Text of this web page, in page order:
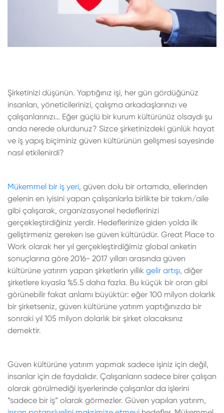
Şirketinizi düşünün. Yaptığınız işi, her gün gördüğünüz
insanları, yöneticilerinizi, çalışma arkadaşlarınızı ve
çalışanlarınızı… Eğer güçlü bir kurum kültürünüz olsaydı şu
anda nerede olurdunuz? Sizce şirketinizdeki günlük hayat
ve iş yapış biçiminiz güven kültürünün gelişmesi sayesinde
nasıl etkilenirdi?
Mükemmel bir iş yeri, güven dolu bir ortamda, ellerinden
gelenin en iyisini yapan çalışanlarla birlikte bir takım/aile
gibi çalışarak, organizasyonel hedeflerinizi
gerçekleştirdiğiniz yerdir. Hedeflerinize giden yolda ilk
geliştirmeniz gereken ise güven kültürüdür. Great Place to
Work olarak her yıl gerçekleştirdiğimiz global anketin
sonuçlarına göre 2016- 2017 yılları arasında güven
kültürüne yatırım yapan şirketlerin yıllık gelir artışı, diğer
şirketlere kıyasla %5.5 daha fazla. Bu küçük bir oran gibi
görünebilir fakat anlamı büyüktür: eğer 100 milyon dolarlık
bir şirketseniz, güven kültürüne yatırım yaptığınızda bir
sonraki yıl 105 milyon dolarlık bir şirket olacaksınız
demektir.
Güven kültürüne yatırım yapmak sadece işiniz için değil,
insanlar için de faydalıdır. Çalışanların sadece birer çalışan
olarak görülmediği işyerlerinde çalışanlar da işlerini
“sadece bir iş” olarak görmezler. Güven yapılan yatırım,